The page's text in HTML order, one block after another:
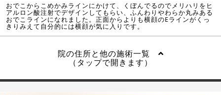
おでこからこめかみラインにかけて、くぼんでるのでメリハリをヒ
アルロン酸注射でデザインしてもらい、ふんわりやわらか丸みある
おでこラインになれました。正面からよりも横顔のEラインがくっ
きりみえて自分的には横顔が気に入りです。
院の住所と他の施術一覧
（タップで開きます）